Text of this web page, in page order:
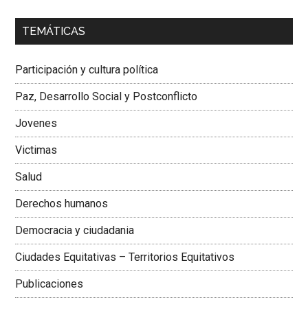
00:00 01:04
Dra. Carolina Corcho Mejía,Presidenta Corporación
Colombiana
TEMÁTICAS
Participación y cultura política
Paz, Desarrollo Social y Postconflicto
Jovenes
Victimas
Salud
Derechos humanos
Democracia y ciudadania
Ciudades Equitativas – Territorios Equitativos
Publicaciones